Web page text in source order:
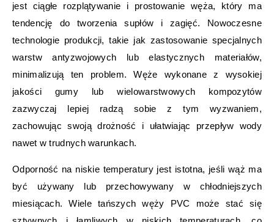
jest ciągłe rozplątywanie i prostowanie węża, który ma
tendencję do tworzenia supłów i zagięć. Nowoczesne
technologie produkcji, takie jak zastosowanie specjalnych
warstw antyzwojowych lub elastycznych materiałów,
minimalizują ten problem. Węże wykonane z wysokiej
jakości gumy lub wielowarstwowych kompozytów
zazwyczaj lepiej radzą sobie z tym wyzwaniem,
zachowując swoją drożność i ułatwiając przepływ wody
nawet w trudnych warunkach.
Odporność na niskie temperatury jest istotna, jeśli wąż ma
być używany lub przechowywany w chłodniejszych
miesiącach. Wiele tańszych węży PVC może stać się